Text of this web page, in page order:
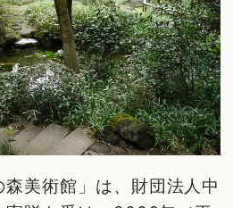
森美術館」は、財団法人中